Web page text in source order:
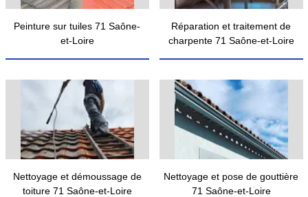
Peinture sur tuiles 71 Saône-
et-Loire
Réparation et traitement de
charpente 71 Saône-et-Loire
Nettoyage et démoussage de
toiture 71 Saône-et-Loire
Nettoyage et pose de gouttière
71 Saône-et-Loire